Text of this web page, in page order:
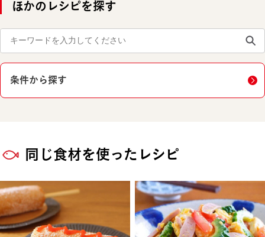
ほかのレシピを探す
条件から探す
同じ食材を使ったレシピ